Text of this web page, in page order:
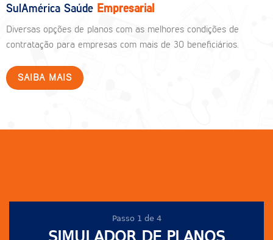
SulAmérica Saúde Empresarial
Diversas opções de planos com as melhores condições de
contratação para empresas com mais de 30 beneficiários.
SAIBA MAIS